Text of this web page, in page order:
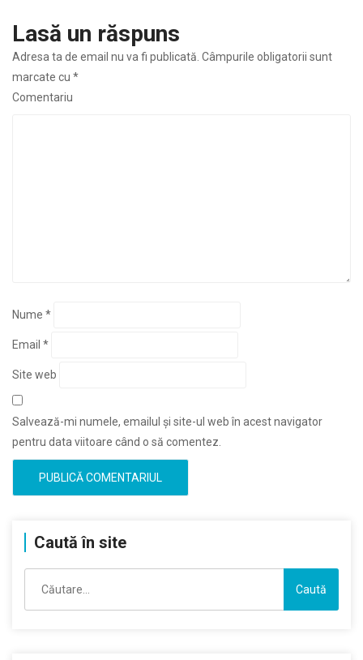
Lasă un răspuns
Adresa ta de email nu va fi publicată. Câmpurile obligatorii sunt
marcate cu *
Comentariu
Nume *
Email *
Site web
Salvează-mi numele, emailul și site-ul web în acest navigator
pentru data viitoare când o să comentez.
Caută în site
după: